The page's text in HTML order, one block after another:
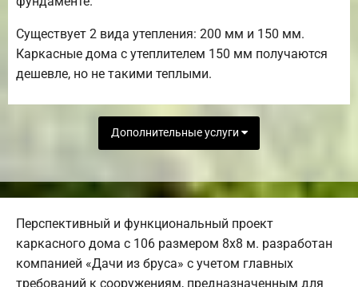
Существует 2 вида утепления: 200 мм и 150 мм.
Каркасные дома с утеплителем 150 мм получаются
дешевле, но не такими теплыми.
Дополнительные услуги
Перспективный и функциональный проект
каркасного дома с 106 размером 8х8 м. разработан
компанией «Дачи из бруса» с учетом главных
требований к сооружениям, предназначенным для